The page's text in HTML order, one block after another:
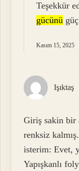
Teşekkür
gücünü
Kasım 15, 2025
Işıktaş
Giriş sakin bir
renksiz
isterim: Evet,
Yapışkanlı